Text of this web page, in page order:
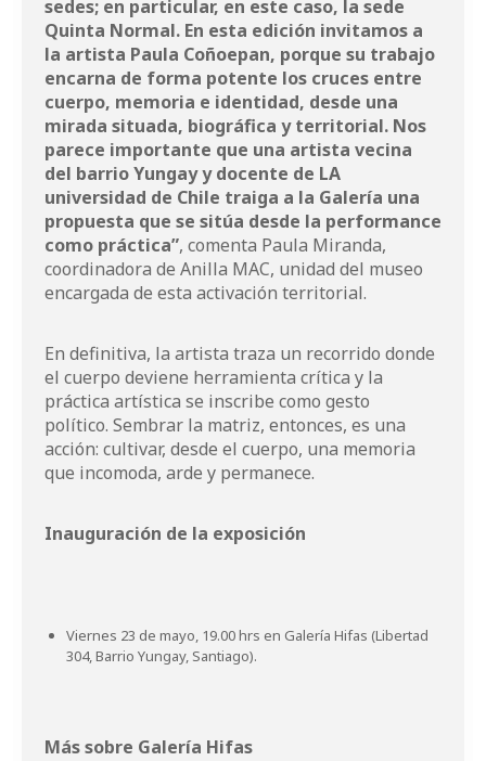
sedes; en particular, en este caso, la sede
Quinta Normal. En esta edición invitamos a
la artista Paula Coñoepan, porque su trabajo
encarna de forma potente los cruces entre
cuerpo, memoria e identidad, desde una
mirada situada, biográfica y territorial. Nos
parece importante que una artista vecina
del barrio Yungay y docente de LA
universidad de Chile traiga a la Galería una
propuesta que se sitúa desde la performance
como práctica”, comenta Paula Miranda,
coordinadora de Anilla MAC, unidad del museo
encargada de esta activación territorial.
En definitiva, la artista traza un recorrido donde
el cuerpo deviene herramienta crítica y la
práctica artística se inscribe como gesto
político. Sembrar la matriz, entonces, es una
acción: cultivar, desde el cuerpo, una memoria
que incomoda, arde y permanece.
Inauguración de la exposición
Viernes 23 de mayo, 19.00 hrs en Galería Hifas (Libertad
304, Barrio Yungay, Santiago).
Más sobre Galería Hifas